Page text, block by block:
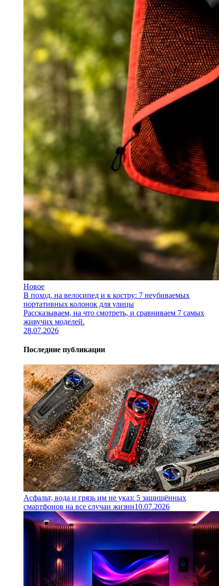
Новое
В поход, на велосипед и к костру: 7 неубиваемых
портативных колонок для улицы
Рассказываем, на что смотреть, и сравниваем 7 самых
живучих моделей.
28.07.2026
Последние публикации
Асфальт, вода и грязь им не указ: 5 защищённых
смартфонов на все случаи жизни10.07.2026